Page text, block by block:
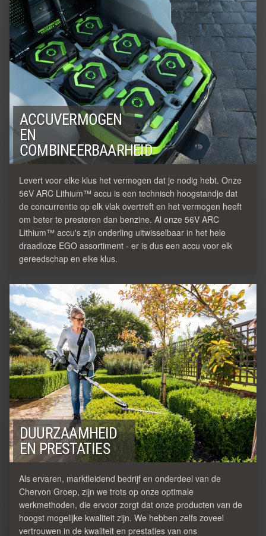
ACCUVERMOGEN
EN
COMBINEERBAARHEID
Levert voor elke klus het vermogen dat je nodig hebt. Onze
56V ARC Lithium™ accu is een technisch hoogstandje dat
de concurrentie op elk vlak overtreft en het vermogen heeft
om beter te presteren dan benzine. Al onze 56V ARC
Lithium™ accu's zijn onderling uitwisselbaar in het hele
draadloze EGO assortiment - er is dus een accu voor elk
gereedschap en elke klus.
DUURZAAMHEID
EN PRESTATIES
Als ervaren, marktleidend bedrijf en onderdeel van de
Chervon Groep, zijn we trots op onze optimale
werkmethoden, die ervoor zorgt dat onze producten van de
hoogst mogelijke kwaliteit zijn. We hebben zelfs zoveel
vertrouwen in de kwaliteit en prestaties van ons